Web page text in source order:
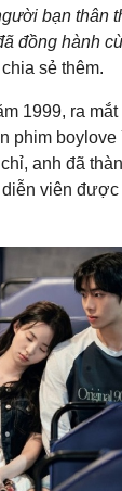
bạn thân
đồng hành
sẻ thêm.
1999, ra
phim boylove
anh đã
viên